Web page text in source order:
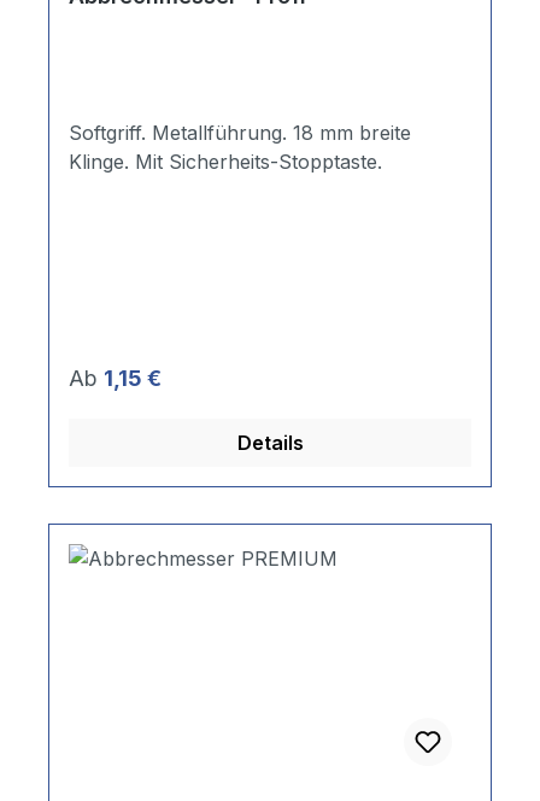
Softgriff. Metallführung. 18 mm breite
Regulärer Preis:
Ab 1,15 €
Details